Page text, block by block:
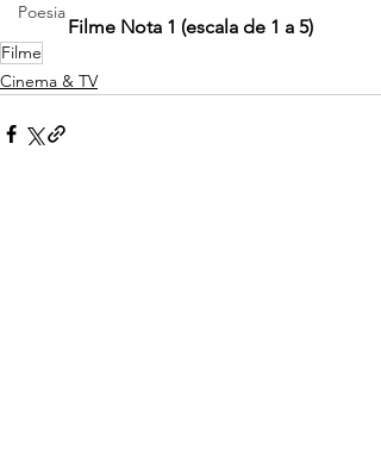
Poesia
Filme Nota 1 (escala de 1 a 5)
Filme
Cinema & TV